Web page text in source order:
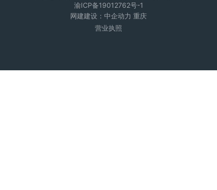
渝ICP备19012762号-1
网建建设： 中企动力 重庆
营业执照